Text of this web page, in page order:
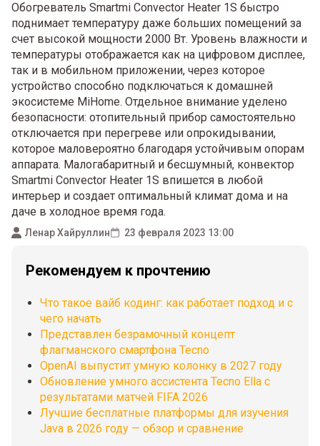
Обогреватель Smartmi Convector Heater 1S быстро
поднимает температуру даже больших помещений за
счет высокой мощности 2000 Вт. Уровень влажности и
температуры отображается как на цифровом дисплее,
так и в мобильном приложении, через которое
устройство способно подключаться к домашней
экосистеме MiHome. Отдельное внимание уделено
безопасности: отопительный прибор самостоятельно
отключается при перегреве или опрокидывании,
которое маловероятно благодаря устойчивым опорам
аппарата. Малогабаритный и бесшумный, конвектор
Smartmi Convector Heater 1S впишется в любой
интерьер и создает оптимальный климат дома и на
даче в холодное время года.
Ленар Хайруллин 23 февраля 2023 13:00
Рекомендуем к прочтению
Что такое вайб кодинг: как работает подход и с
чего начать
Представлен безрамочный концепт
флагманского смартфона Tecno
OpenAI выпустит умную колонку в 2027 году
Обновление умного ассистента Tecno Ella с
результатами матчей FIFA 2026
Лучшие бесплатные платформы для изучения
Java в 2026 году — обзор и сравнение